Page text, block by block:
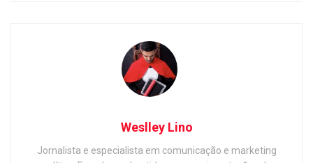
Weslley Lino
Jornalista e especialista em comunicação e marketing